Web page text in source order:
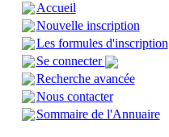
Accueil
Nouvelle inscription
Les formules d'inscription
Se connecter
Recherche avancée
Nous contacter
Sommaire de l'Annuaire